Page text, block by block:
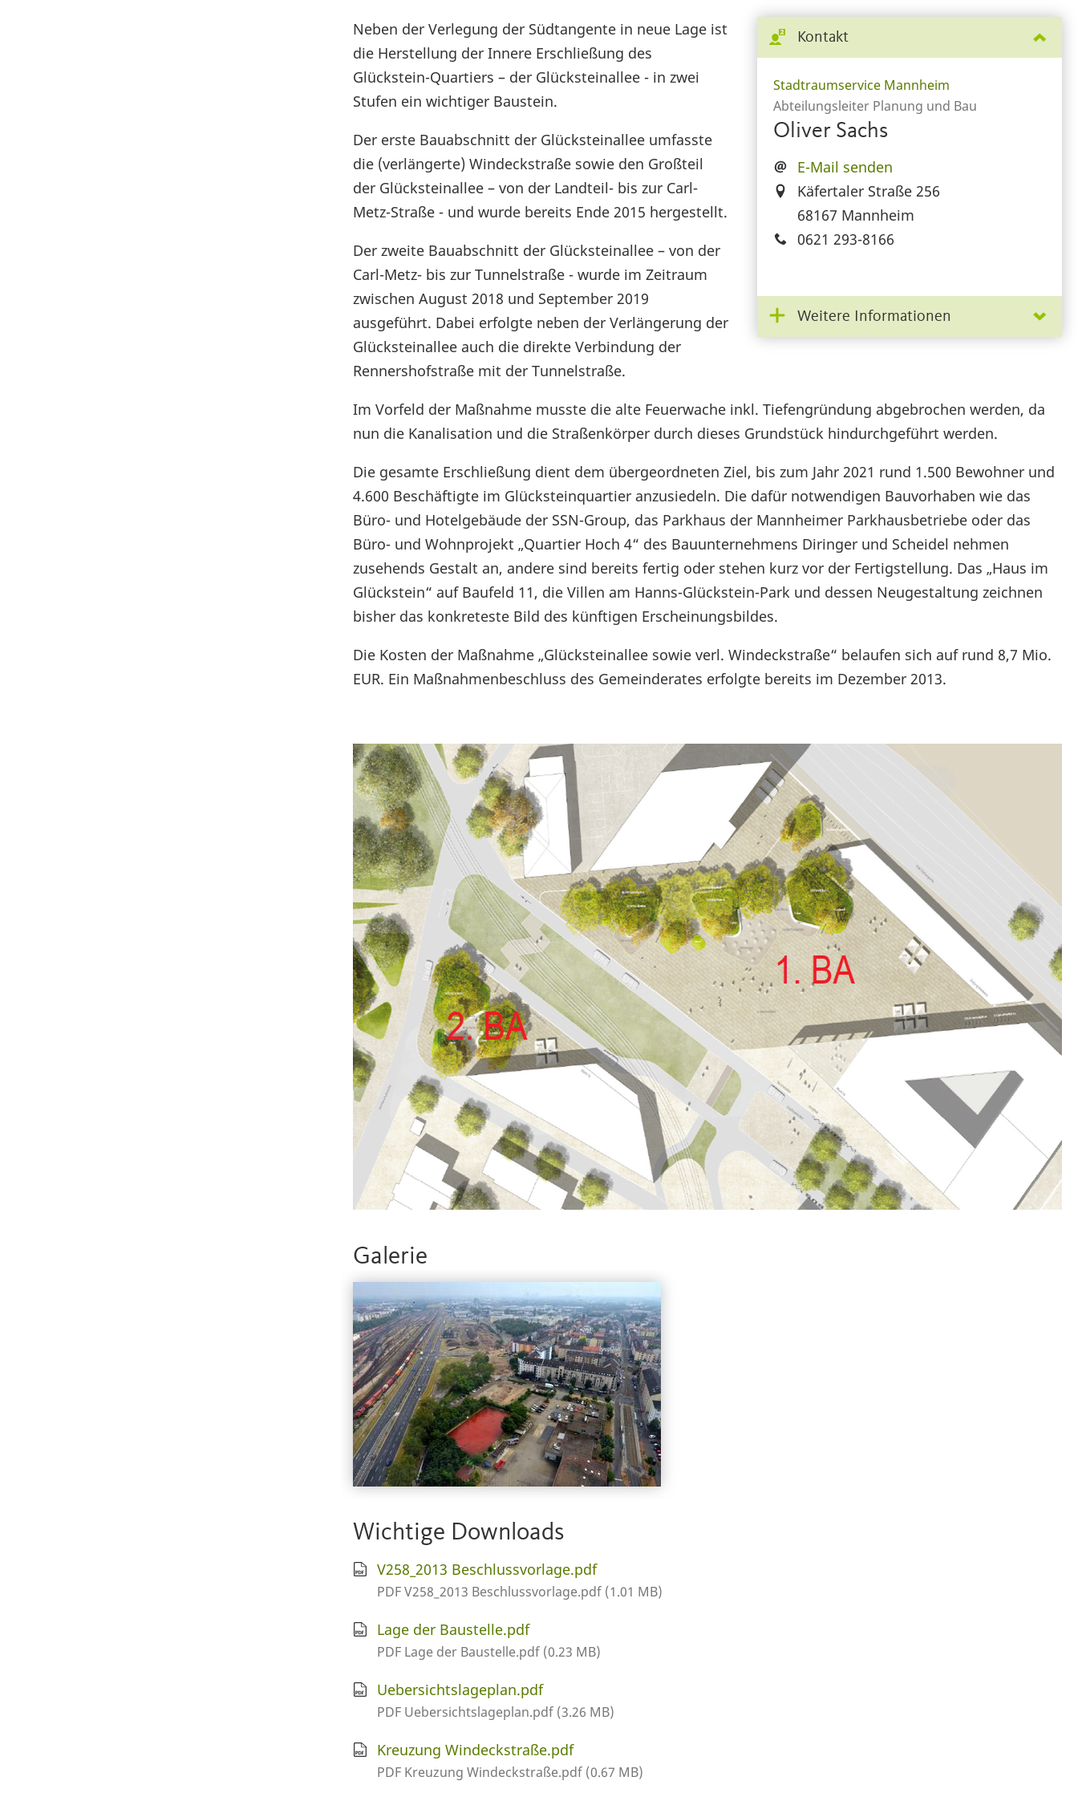
Kontakt
Stadtraumservice Mannheim
Abteilungsleiter Planung und Bau
Oliver Sachs
E-Mail senden
Käfertaler Straße 256
68167 Mannheim
0621 293-8166
Weitere Informationen
Neben der Verlegung der Südtangente in neue Lage ist
die Herstellung der Innere Erschließung des
Glückstein-Quartiers – der Glücksteinallee - in zwei
Stufen ein wichtiger Baustein.
Der erste Bauabschnitt der Glücksteinallee umfasste
die (verlängerte) Windeckstraße sowie den Großteil
der Glücksteinallee – von der Landteil- bis zur Carl-
Metz-Straße - und wurde bereits Ende 2015 hergestellt.
Der zweite Bauabschnitt der Glücksteinallee – von der
Carl-Metz- bis zur Tunnelstraße - wurde im Zeitraum
zwischen August 2018 und September 2019
ausgeführt. Dabei erfolgte neben der Verlängerung der
Glücksteinallee auch die direkte Verbindung der
Rennershofstraße mit der Tunnelstraße.
Im Vorfeld der Maßnahme musste die alte Feuerwache inkl. Tiefengründung abgebrochen werden, da
nun die Kanalisation und die Straßenkörper durch dieses Grundstück hindurchgeführt werden.
Die gesamte Erschließung dient dem übergeordneten Ziel, bis zum Jahr 2021 rund 1.500 Bewohner und
4.600 Beschäftigte im Glücksteinquartier anzusiedeln. Die dafür notwendigen Bauvorhaben wie das
Büro- und Hotelgebäude der SSN-Group, das Parkhaus der Mannheimer Parkhausbetriebe oder das
Büro- und Wohnprojekt „Quartier Hoch 4“ des Bauunternehmens Diringer und Scheidel nehmen
zusehends Gestalt an, andere sind bereits fertig oder stehen kurz vor der Fertigstellung. Das „Haus im
Glückstein“ auf Baufeld 11, die Villen am Hanns-Glückstein-Park und dessen Neugestaltung zeichnen
bisher das konkreteste Bild des künftigen Erscheinungsbildes.
Die Kosten der Maßnahme „Glücksteinallee sowie verl. Windeckstraße“ belaufen sich auf rund 8,7 Mio.
EUR. Ein Maßnahmenbeschluss des Gemeinderates erfolgte bereits im Dezember 2013.
Galerie
Wichtige Downloads
V258_2013 Beschlussvorlage.pdf
PDF V258_2013 Beschlussvorlage.pdf (1.01 MB)
Lage der Baustelle.pdf
PDF Lage der Baustelle.pdf (0.23 MB)
Uebersichtslageplan.pdf
PDF Uebersichtslageplan.pdf (3.26 MB)
Kreuzung Windeckstraße.pdf
PDF Kreuzung Windeckstraße.pdf (0.67 MB)